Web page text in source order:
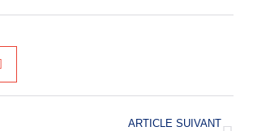
ARTICLE SUIVANT